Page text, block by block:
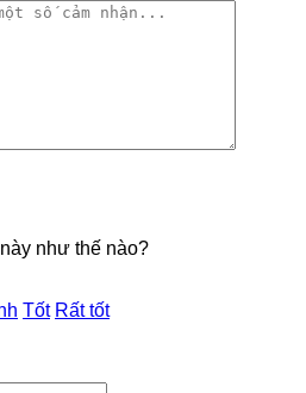
như thế nào?
Tốt Rất tốt